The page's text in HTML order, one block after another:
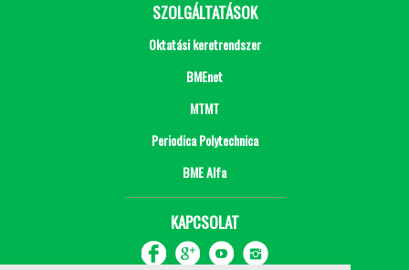
SZOLGÁLTATÁSOK
Oktatási keretrendszer
BMEnet
MTMT
Periodica Polytechnica
BME Alfa
KAPCSOLAT